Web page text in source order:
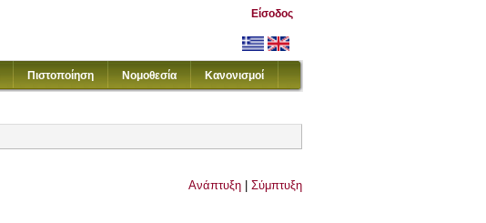
Είσοδος
Πιστοποίηση Νομοθεσία Κανονισμοί
Ανάπτυξη Σύμπτυξη